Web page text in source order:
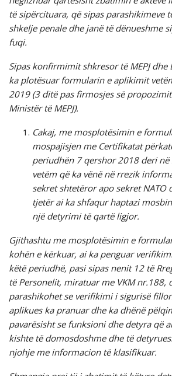
të sipërcituara, që sipas parashikimeve
shkelje penale dhe janë të dënueshme
fuqi.
Sipas konfirmimit shkresor të MEPJ dhe
ka plotësuar formularin e aplikimit
2019 (3 ditë pas firmosjes së
Ministër të MEPJ).
Cakaj, me mosplotësimin e
mospajisjen me Certifikatat
periudhën 7 qershor 2018 deri
vetëm që ka vënë në rrezik
sekret shtetëror apo sekret NATO
tjetër ai ka shfaqur haptazi
një detyrimi të qartë ligjor.
Gjithashtu me mosplotësimin e
kohën e kërkuar, ai ka penguar
këtë periudhë, pasi sipas nenit 12 të
të Personelit, miratuar me VKM nr.188,
parashikohet se verifikimi i sigurisë
aplikues ka pranuar dhe ka dhënë
pavarësisht se funksioni dhe detyra që
kishte të domosdoshme dhe të
njohje me informacion të klasifikuar.